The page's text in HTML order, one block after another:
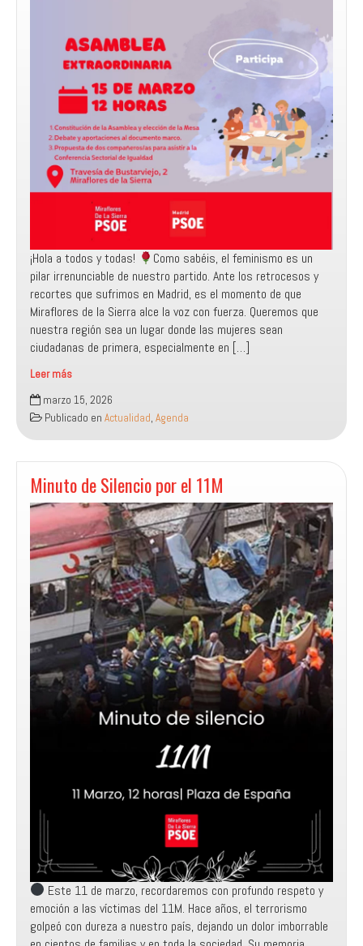
impulsa
feminista
derechos
desde
¡Hola a todos y todas!
Como sabéis, el feminismo es un
pilar irrenunciable de nuestro partido. Ante los retrocesos y
recortes que sufrimos en Madrid, es el momento de que
Miraflores de la Sierra alce la voz con fuerza. Queremos que
nuestra región sea un lugar donde las mujeres sean
ciudadanas de primera, especialmente en […]
Leer más
Asamblea
Extraordinaria
marzo 15, 2026
Publicado en Actualidad, Agenda
Minuto de Silencio por el 11M
Este 11 de marzo, recordaremos con profundo respeto y
emoción a las víctimas del 11M. Hace años, el terrorismo
golpeó con dureza a nuestro país, dejando un dolor imborrable